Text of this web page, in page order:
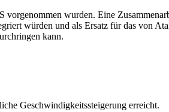
wurden. Eine
würden und als Ersatz für das von
kann.
Geschwindigkeitssteigerung erreicht.